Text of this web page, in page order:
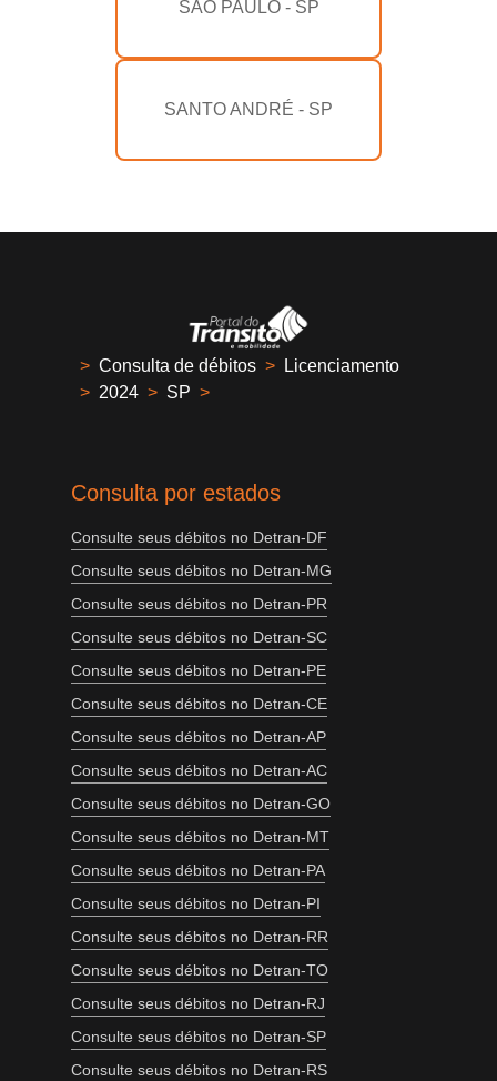
SÃO PAULO - SP
SANTO ANDRÉ - SP
> Consulta de débitos >
Licenciamento
> 2024 > SP >
Consulta por estados
Consulte seus débitos no Detran-DF
Consulte seus débitos no Detran-MG
Consulte seus débitos no Detran-PR
Consulte seus débitos no Detran-SC
Consulte seus débitos no Detran-PE
Consulte seus débitos no Detran-CE
Consulte seus débitos no Detran-AP
Consulte seus débitos no Detran-AC
Consulte seus débitos no Detran-GO
Consulte seus débitos no Detran-MT
Consulte seus débitos no Detran-PA
Consulte seus débitos no Detran-PI
Consulte seus débitos no Detran-RR
Consulte seus débitos no Detran-TO
Consulte seus débitos no Detran-RJ
Consulte seus débitos no Detran-SP
Consulte seus débitos no Detran-RS